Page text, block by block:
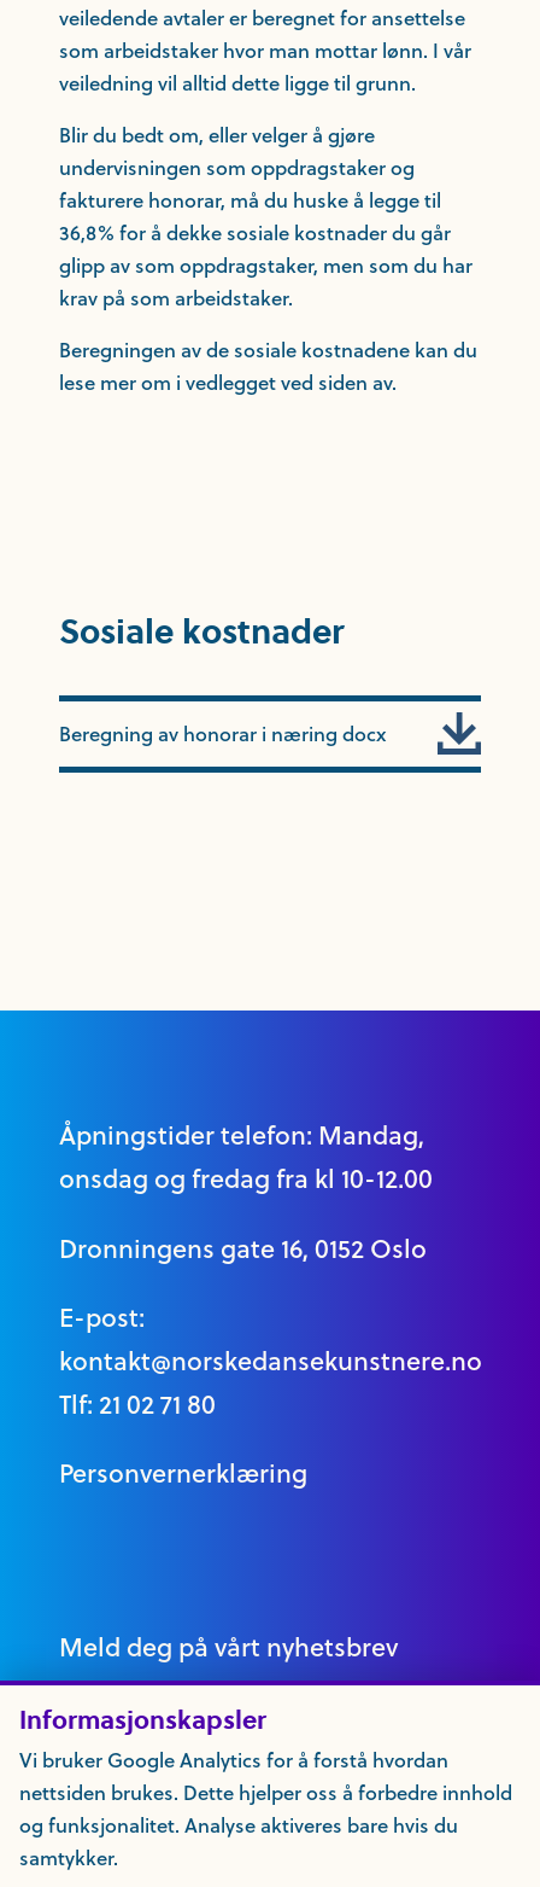
veiledende avtaler er beregnet for ansettelse
som arbeidstaker hvor man mottar lønn. I vår
veiledning vil alltid dette ligge til grunn.
Blir du bedt om, eller velger å gjøre
undervisningen som oppdragstaker og
fakturere honorar, må du huske å legge til
36,8% for å dekke sosiale kostnader du går
glipp av som oppdragstaker, men som du har
krav på som arbeidstaker.
Beregningen av de sosiale kostnadene kan du
lese mer om i vedlegget ved siden av.
Sosiale kostnader
Beregning av honorar i næring docx
Åpningstider telefon: Mandag,
onsdag og fredag fra kl 10-12.00
Dronningens gate 16, 0152 Oslo
E-post:
kontakt@norskedansekunstnere.no
Tlf: 21 02 71 80
Personvernerklæring
Meld deg på vårt nyhetsbrev
Informasjonskapsler
Vi bruker Google Analytics for å forstå hvordan
nettsiden brukes. Dette hjelper oss å forbedre innhold
og funksjonalitet. Analyse aktiveres bare hvis du
samtykker.